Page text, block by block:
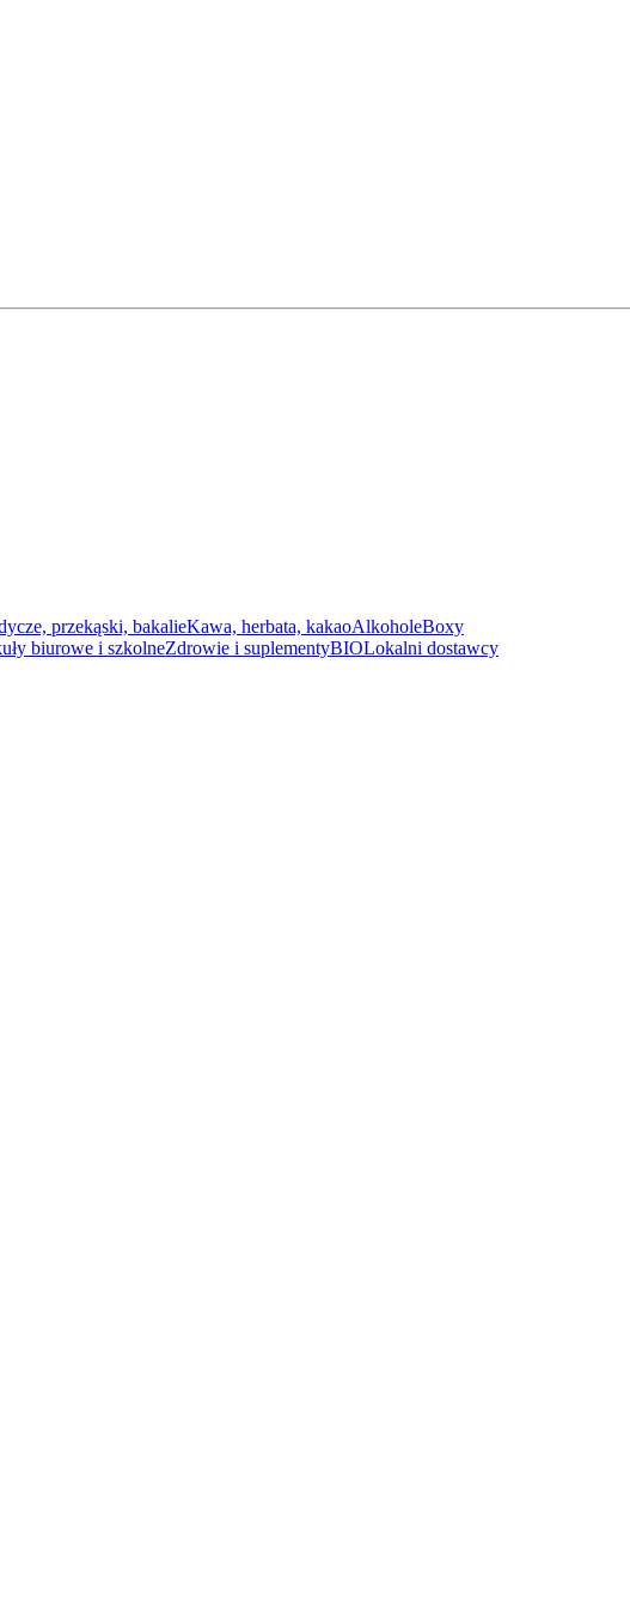
przekąski, bakalieKawa, herbata, kakaoAlkoholeBoxy
biurowe i szkolneZdrowie i suplementyBIOLokalni dostawcy